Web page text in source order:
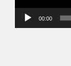
00:00